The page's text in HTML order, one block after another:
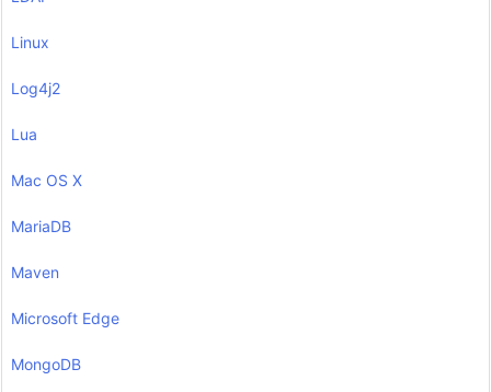
Linux
Log4j2
Lua
Mac OS X
MariaDB
Maven
Microsoft Edge
MongoDB